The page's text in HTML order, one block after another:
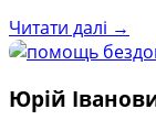
Читати далі →
Юрій